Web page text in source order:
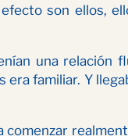
son ellos,
una relación
familiar. Y
comenzar